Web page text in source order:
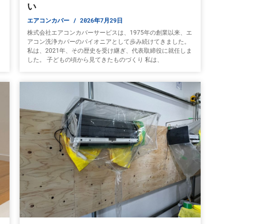
い
エアコンカバー 2026年7月29日
株式会社エアコンカバーサービスは、1975年の創業以来、エ
アコン洗浄カバーのパイオニアとして歩み続けてきました。
私は、2021年、その歴史を受け継ぎ、代表取締役に就任しま
した。 子どもの頃から見てきたものづくり 私は、